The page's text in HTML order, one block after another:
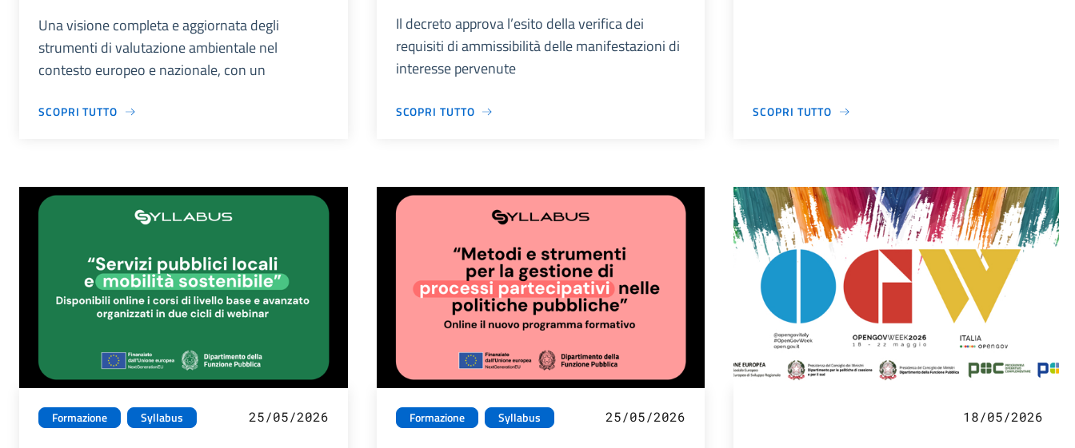
Una visione completa e aggiornata degli
strumenti di valutazione ambientale nel
contesto europeo e nazionale, con un
SCOPRI TUTTO
Il decreto approva l’esito della verifica dei
requisiti di ammissibilità delle manifestazioni di
interesse pervenute
SCOPRI TUTTO SCOPRI TUTTO
Formazione Syllabus 25/05/2026 Formazione Syllabus 25/05/2026 18/05/2026